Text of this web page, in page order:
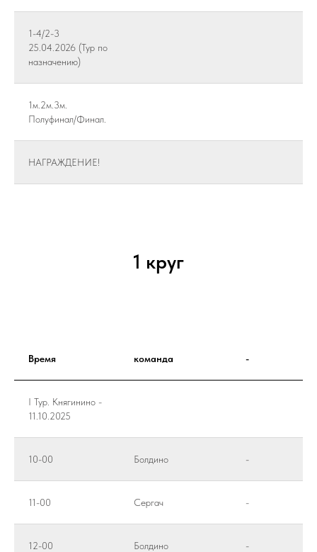
1-4/2-3
25.04.2026 (Тур по
назначению)
1м.2м.3м.
Полуфинал/Финал.
НАГРАЖДЕНИЕ!
1 круг
Время команда -
I Тур. Княгинино -
11.10.2025
10-00 Болдино -
11-00 Сергач -
12-00 Болдино -